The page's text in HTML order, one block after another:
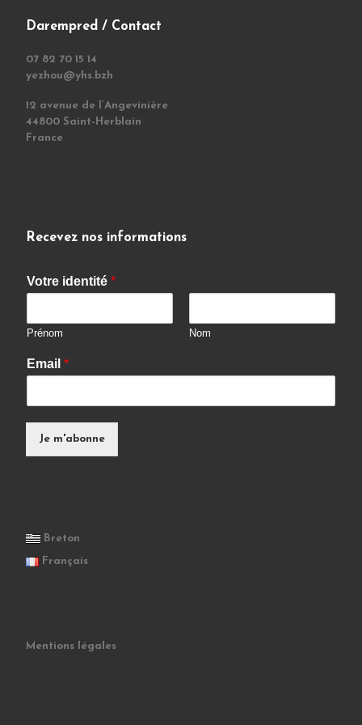
Darempred / Contact
07 82 70 15 14
yezhou@yhs.bzh
12 avenue de l’Angevinière
44800 Saint-Herblain
France
Recevez nos informations
Votre identité *
Prénom Nom
Email *
Je m'abonne
Breton
Français
Mentions légales